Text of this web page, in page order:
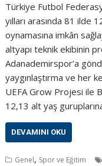
Türkiye Futbol
yılları arasında 81 ilde
oynamasına imkân
altyapı teknik ekibinin
Adanademirspor’a
yaygınlaştırma ve her
UEFA Grow Projesi ile
12,13 alt yaş
DEVAMINI OKU
Genel, Spor ve Eğitim